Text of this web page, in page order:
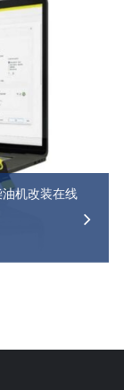
机改装在线